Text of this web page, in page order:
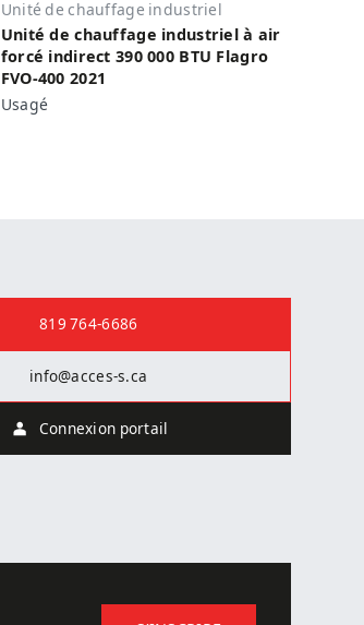
Unité de chauffage industriel
Unité de chauffage industriel à air
forcé indirect 390 000 BTU Flagro
FVO-400 2021
Usagé
819 764-6686
info@acces-s.ca
Connexion portail